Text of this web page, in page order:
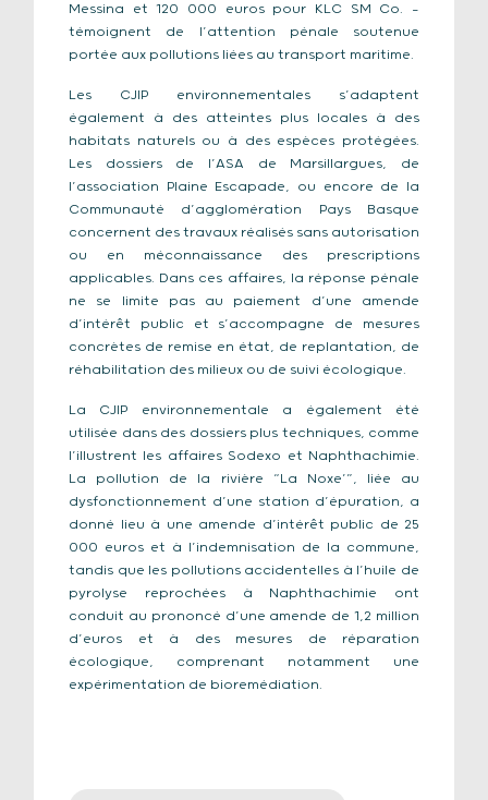
Messina et 120 000 euros pour KLC SM Co. —
témoignent de l’attention pénale soutenue
portée aux pollutions liées au transport maritime.
Les CJIP environnementales s’adaptent
également à des atteintes plus locales à des
habitats naturels ou à des espèces protégées.
Les dossiers de l’ASA de Marsillargues, de
l’association Plaine Escapade, ou encore de la
Communauté d’agglomération Pays Basque
concernent des travaux réalisés sans autorisation
ou en méconnaissance des prescriptions
applicables. Dans ces affaires, la réponse pénale
ne se limite pas au paiement d’une amende
d’intérêt public et s’accompagne de mesures
concrètes de remise en état, de replantation, de
réhabilitation des milieux ou de suivi écologique.
La CJIP environnementale a également été
utilisée dans des dossiers plus techniques, comme
l’illustrent les affaires Sodexo et Naphthachimie.
La pollution de la rivière “La Noxe’”, liée au
dysfonctionnement d’une station d’épuration, a
donné lieu à une amende d’intérêt public de 25
000 euros et à l’indemnisation de la commune,
tandis que les pollutions accidentelles à l’huile de
pyrolyse reprochées à Naphthachimie ont
conduit au prononcé d’une amende de 1,2 million
d’euros et à des mesures de réparation
écologique, comprenant notamment une
expérimentation de bioremédiation.